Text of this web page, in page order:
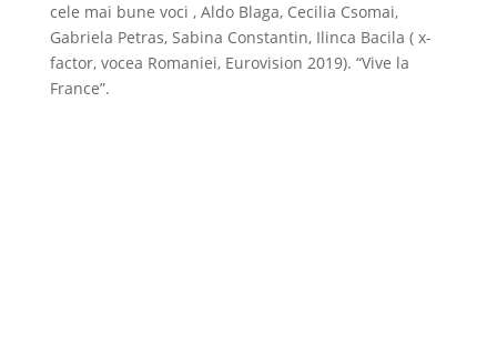
cele mai bune voci , Aldo Blaga, Cecilia Csomai,
Gabriela Petras, Sabina Constantin, Ilinca Bacila ( x-
factor, vocea Romaniei, Eurovision 2019). “Vive la
France”.